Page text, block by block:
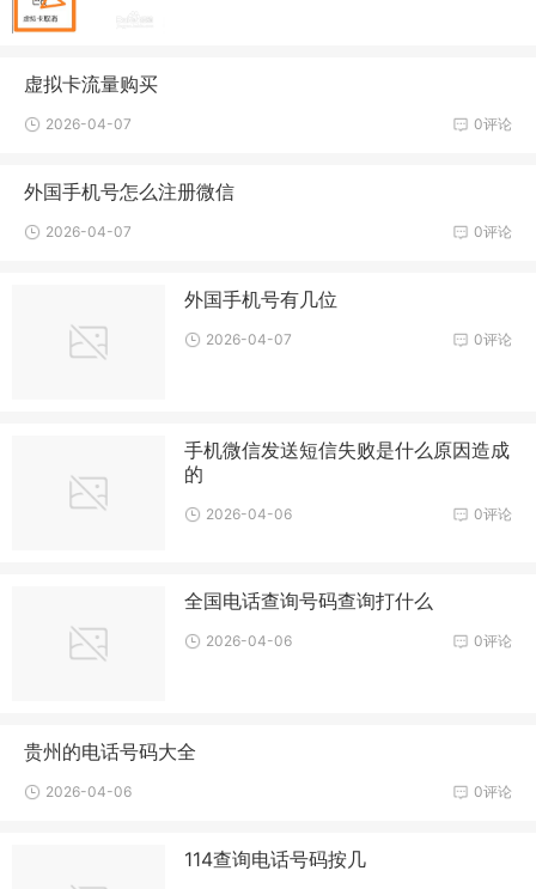
虚拟卡流量购买
0评论
2026-04-07
外国手机号怎么注册微信
0评论
2026-04-07
外国手机号有几位
0评论
2026-04-07
手机微信发送短信失败是什么原因造成
的
0评论
2026-04-06
全国电话查询号码查询打什么
0评论
2026-04-06
贵州的电话号码大全
0评论
2026-04-06
114查询电话号码按几